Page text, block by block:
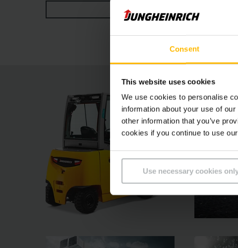
Consent
This website uses cookies
We use cookies to personalise
information about your use of
other information that you’ve
cookies if you continue to use
Use necessary cookies
individuellement à chaque profil de cariste et